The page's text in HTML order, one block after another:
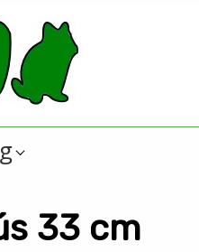
33 cm